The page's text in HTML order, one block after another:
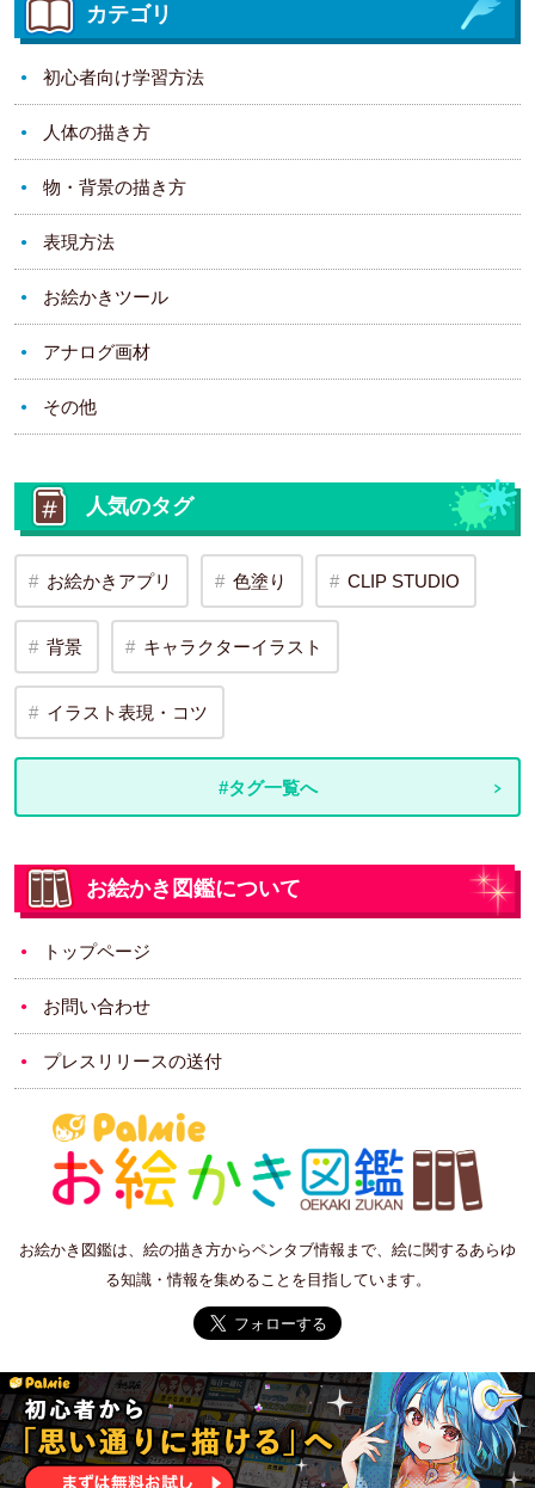
カテゴリ
初心者向け学習方法
人体の描き方
物・背景の描き方
表現方法
お絵かきツール
アナログ画材
その他
人気のタグ
お絵かきアプリ 色塗り CLIP STUDIO
背景 キャラクターイラスト
イラスト表現・コツ
#タグ一覧へ
お絵かき図鑑について
トップページ
お問い合わせ
プレスリリースの送付
お絵かき図鑑は、絵の描き方からペンタブ情報まで、絵に関するあらゆ
る知識・情報を集めることを目指しています。